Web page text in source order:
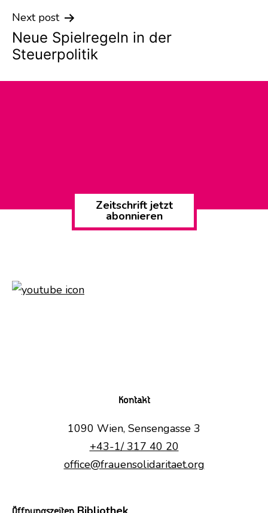
Next post
Neue Spielregeln in der
Steuerpolitik
Zeitschrift jetzt
abonnieren
Kontakt
1090 Wien, Sensengasse 3
+43-1/ 317 40 20
office@frauensolidaritaet.org